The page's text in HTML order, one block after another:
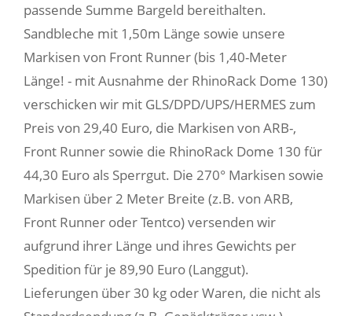
passende Summe Bargeld bereithalten.
Sandbleche mit 1,50m Länge sowie unsere
Markisen von Front Runner (bis 1,40-Meter
Länge! - mit Ausnahme der RhinoRack Dome 130)
verschicken wir mit GLS/DPD/UPS/HERMES zum
Preis von 29,40 Euro, die Markisen von ARB-,
Front Runner sowie die RhinoRack Dome 130 für
44,30 Euro als Sperrgut. Die 270° Markisen sowie
Markisen über 2 Meter Breite (z.B. von ARB,
Front Runner oder Tentco) versenden wir
aufgrund ihrer Länge und ihres Gewichts per
Spedition für je 89,90 Euro (Langgut).
Lieferungen über 30 kg oder Waren, die nicht als